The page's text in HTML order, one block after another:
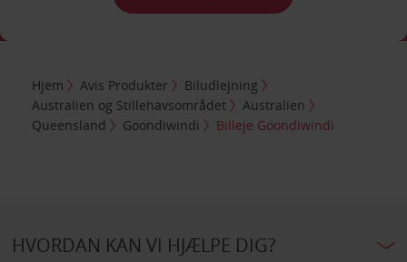
Hjem Avis Produkter
Biludlejning
Australien og Stillehavsområdet
Australien
Queensland
Goondiwindi Billeje Goondiwindi
HVORDAN KAN VI HJÆLPE DIG?